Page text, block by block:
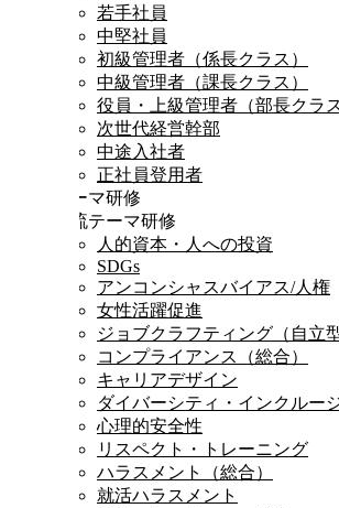
若手社員
中堅社員
初級管理者（係長クラス）
中級管理者（課長クラス）
役員・上級管理者（部長クラス
次世代経営幹部
中途入社者
正社員登用者
テーマ研修
時流テーマ研修
人的資本・人への投資
SDGs
アンコンシャスバイアス/人権
女性活躍促進
ジョブクラフティング（自立
コンプライアンス（総合）
キャリアデザイン
ダイバーシティ・インクルー
心理的安全性
リスペクト・トレーニング
ハラスメント（総合）
就活ハラスメント